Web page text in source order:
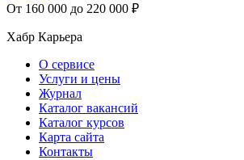
От 160 000 до 220 000 ₽
Хабр Карьера
О сервисе
Услуги и цены
Журнал
Каталог вакансий
Каталог курсов
Карта сайта
Контакты